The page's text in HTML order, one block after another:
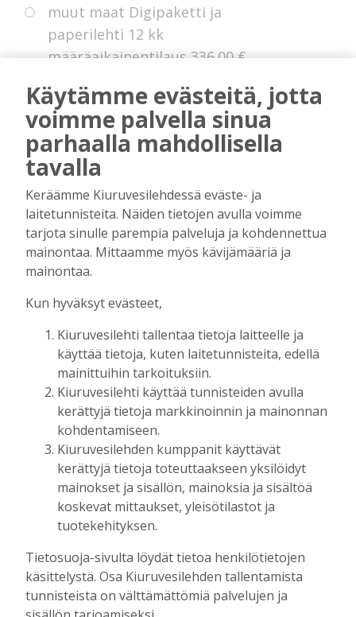
muut maat Digipaketti ja
paperilehti 12 kk
määräaikainentilaus336.00 €
Eurooppa Digipaketti ja paperilehti
12 kk kestotilaus 225.00 €
ole ollut digitilausta voimassa edellisten 14
kuukauden aikana.
Tilausten sisältö
DigitilaussisältääKiuruvesilehti.fi
uutisvirran, uudet näköislehdet,
näköislehtien arkiston ja tulevaisuudessa
sähköpostiin lähetettävän uutiskirjeen.
Digitilaukseen kuuluva Kiuruvesi-lehden
näköislehtijulkaistaan tiistai-iltaisin klo 20
osoitteessa kiuruvesilehti.fi/nakoislehti.
Paperilehtitilaussisältää joka viikko
(paitsi vko 52) ilmestyvän paperilehden
julkaisemat erikois- ja liitelehdet.
Jos sinulla on kysymyksiä kansainvälisistä
Käytämme evästeitä, jotta
voimme palvella sinua
parhaalla mahdollisella
tavalla
Keräämme Kiuruvesilehdessä eväste- ja
laitetunnisteita. Näiden tietojen avulla voimme
tarjota sinulle parempia palveluja ja kohdennettua
mainontaa. Mittaamme myös kävijämääriä ja
mainontaa.
Kun hyväksyt evästeet,
Kiuruvesilehti tallentaa tietoja laitteelle ja
käyttää tietoja, kuten laitetunnisteita, edellä
mainittuihin tarkoituksiin.
Kiuruvesilehti käyttää tunnisteiden avulla
kerättyjä tietoja markkinoinnin ja mainonnan
kohdentamiseen.
Kiuruvesilehden kumppanit käyttävät
kerättyjä tietoja toteuttaakseen yksilöidyt
mainokset ja sisällön, mainoksia ja sisältöä
koskevat mittaukset, yleisötilastot ja
tuotekehityksen.
Tietosuoja-sivulta löydät tietoa henkilötietojen
käsittelystä. Osa Kiuruvesilehden tallentamista
tunnisteista on välttämättömiä palvelujen ja